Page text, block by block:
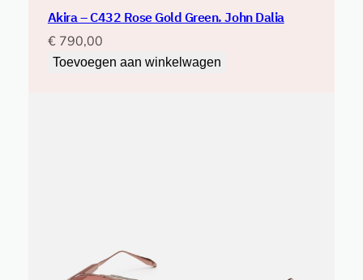
Akira – C432 Rose Gold Green. John Dalia
€790,00
Toevoegen aan winkelwagen